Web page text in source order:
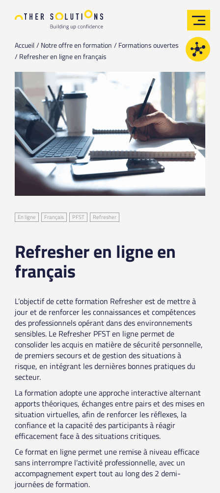
Accueil Notre offre en formation
Formations ouvertes
Refresher en ligne en français
En ligne Français PFST Refresher
Refresher en ligne en
français
L’objectif de cette formation Refresher est de mettre à
jour et de renforcer les connaissances et compétences
des professionnels opérant dans des environnements
sensibles. Le Refresher PFST en ligne permet de
consolider les acquis en matière de sécurité personnelle,
de premiers secours et de gestion des situations à
risque, en intégrant les dernières bonnes pratiques du
secteur.
La formation adopte une approche interactive alternant
apports théoriques, échanges entre pairs et des mises en
situation virtuelles, afin de renforcer les réflexes, la
confiance et la capacité des participants à réagir
efficacement face à des situations critiques.
Ce format en ligne permet une remise à niveau efficace
sans interrompre l’activité professionnelle, avec un
accompagnement expert tout au long des 2 demi-
journées de formation.